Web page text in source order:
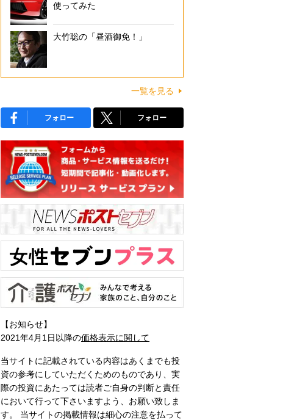
使ってみた
大竹聡の「昼酒御免！」
一覧を見る
フォロー フォロー
【お知らせ】
2021年4月1日以降の価格表示に関して
当サイトに記載されている内容はあくまでも投
資の参考にしていただくためのものであり、実
際の投資にあたっては読者ご自身の判断と責任
において行って下さいますよう、お願い致しま
す。 当サイトの掲載情報は細心の注意を払って